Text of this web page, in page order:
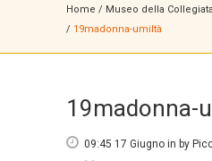
Home / Museo della
/ 19madonna-umiltà
19madonna-
09:45 17 Giugno in by